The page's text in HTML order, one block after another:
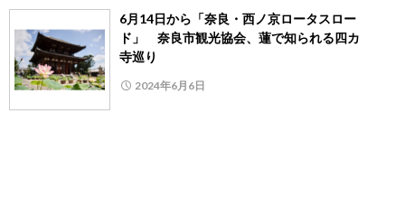
6月14日から「奈良・西ノ京ロータスロー
ド」 奈良市観光協会、蓮で知られる四カ
寺巡り
2024年6月6日